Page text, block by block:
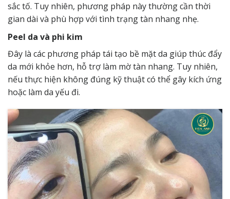
sắc tố. Tuy nhiên, phương pháp này thường cần thời
gian dài và phù hợp với tình trạng tàn nhang nhẹ.
Peel da và phi kim
Đây là các phương pháp tái tạo bề mặt da giúp thúc đẩy
da mới khỏe hơn, hỗ trợ làm mờ tàn nhang. Tuy nhiên,
nếu thực hiện không đúng kỹ thuật có thể gây kích ứng
hoặc làm da yếu đi.